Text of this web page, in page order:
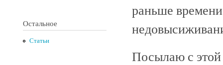
Остальное
Статьи
раньше
Посылаю с